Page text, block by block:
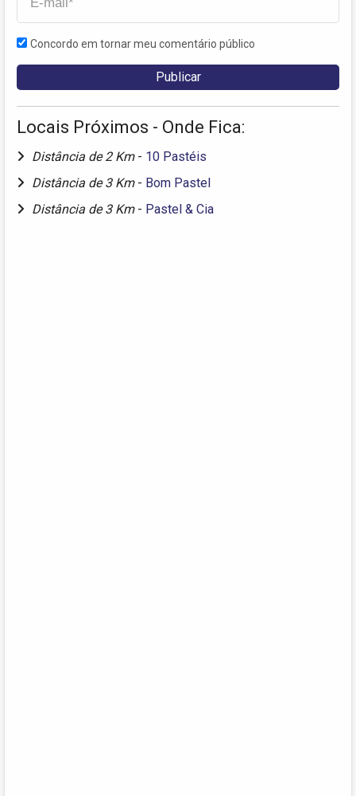
Concordo em tornar meu comentário público
Locais Próximos - Onde Fica:
Distância de 2 Km - 10 Pastéis
Distância de 3 Km - Bom Pastel
Distância de 3 Km - Pastel & Cia